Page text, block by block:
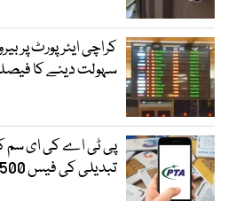
کراچی ایئرپورٹ پر
سہولت دینے کا
پی ٹی اے کی ای سم
تبدیلی کی فیس 1500 تک مقرر